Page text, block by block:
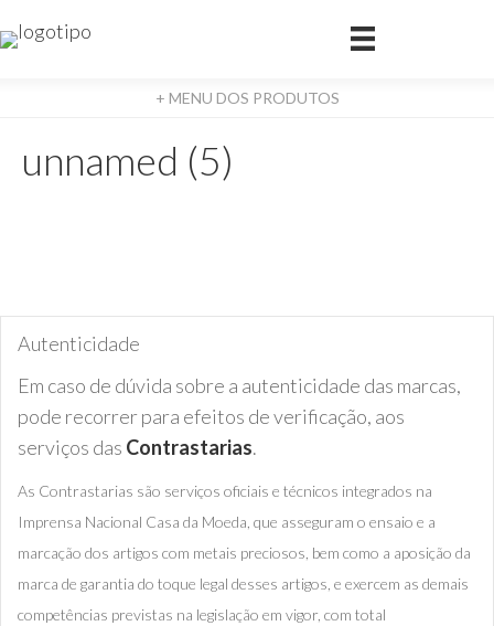
+ MENU DOS PRODUTOS
unnamed (5)
Autenticidade
Em caso de dúvida sobre a autenticidade das marcas,
pode recorrer para efeitos de verificação, aos
serviços das Contrastarias.
As Contrastarias são serviços oficiais e técnicos integrados na
Imprensa Nacional Casa da Moeda, que asseguram o ensaio e a
marcação dos artigos com metais preciosos, bem como a aposição da
marca de garantia do toque legal desses artigos, e exercem as demais
competências previstas na legislação em vigor, com total